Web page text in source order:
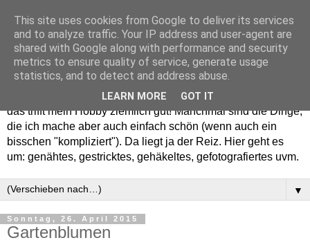
Willkommen in meinem "Wohnzimmer". Einfach und schön -
das trifft mein Hobby ziemlich gut! Manchmal sind die Dinge,
die ich mache aber auch einfach schön (wenn auch ein
bisschen "kompliziert"). Da liegt ja der Reiz. Hier geht es
um: genähtes, gestricktes, gehäkeltes, gefotografiertes uvm.
▼
Sonntag, 26. April 2015
Gartenblumen
This site uses cookies from Google to deliver its services
and to analyze traffic. Your IP address and user-agent are
shared with Google along with performance and security
metrics to ensure quality of service, generate usage
statistics, and to detect and address abuse.
LEARN MORE GOT IT